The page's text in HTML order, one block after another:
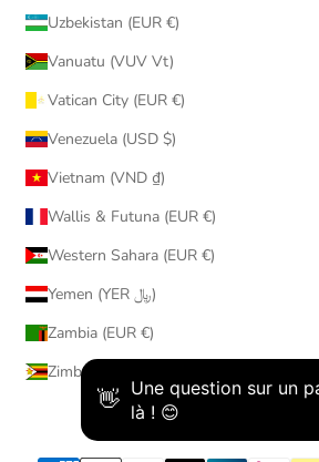
Uzbekistan (EUR €)
Vanuatu (VUV Vt)
Vatican City (EUR €)
Venezuela (USD $)
Vietnam (VND ₫)
Wallis & Futuna (EUR €)
Western Sahara (EUR €)
Yemen (YER ﷼)
Zambia (EUR €)